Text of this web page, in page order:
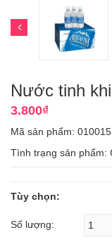
Nước tinh
3.800₫
Mã sản phẩm:
Tình trạng sản phẩm:
Tùy chọn:
Số lượng: